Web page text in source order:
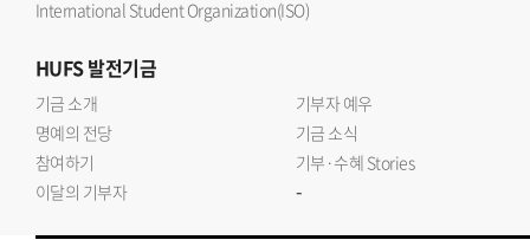
International Student Organization(ISO)
HUFS발전기금
기금 소개
기부자 예우
명예의 전당
기금 소식
참여하기
기부·수혜 Stories
이달의 기부자
-